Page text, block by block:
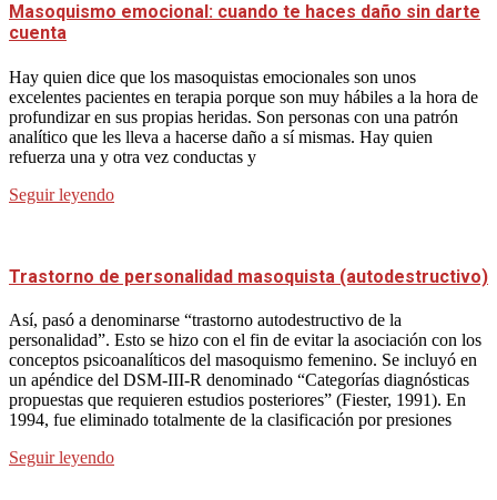
Masoquismo emocional: cuando te haces daño sin darte
cuenta
Hay quien dice que los masoquistas emocionales son unos
excelentes pacientes en terapia porque son muy hábiles a la hora de
profundizar en sus propias heridas. Son personas con una patrón
analítico que les lleva a hacerse daño a sí mismas. Hay quien
refuerza una y otra vez conductas y
Seguir leyendo
Trastorno de personalidad masoquista (autodestructivo)
Así, pasó a denominarse “trastorno autodestructivo de la
personalidad”. Esto se hizo con el fin de evitar la asociación con los
conceptos psicoanalíticos del masoquismo femenino. Se incluyó en
un apéndice del DSM-III-R denominado “Categorías diagnósticas
propuestas que requieren estudios posteriores” (Fiester, 1991). En
1994, fue eliminado totalmente de la clasificación por presiones
Seguir leyendo